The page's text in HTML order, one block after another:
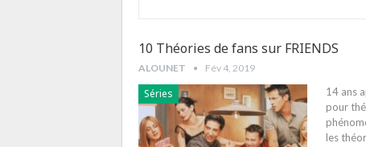
10 Théories de fans sur FRIENDS
ALOUNET Fév 4, 2019
Séries
14 ans
pour
les